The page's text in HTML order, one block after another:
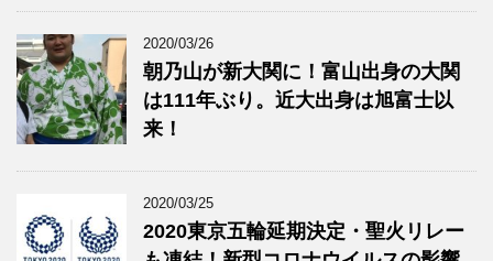
2020/03/26
朝乃山が新大関に！富山出身の大関
は111年ぶり。近大出身は旭富士以
来！
2020/03/25
2020東京五輪延期決定・聖火リレー